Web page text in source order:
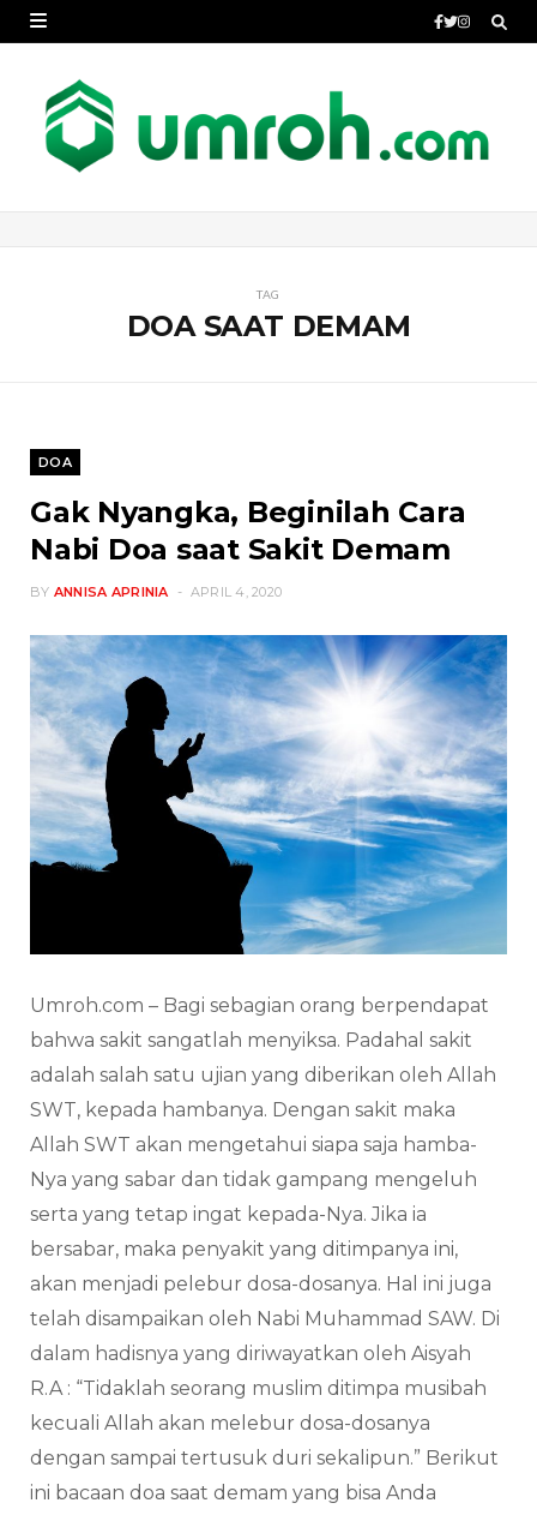
TAG
DOA SAAT DEMAM
DOA
Gak Nyangka, Beginilah Cara
Nabi Doa saat Sakit Demam
BY ANNISA APRINIA APRIL 4, 2020
Umroh.com – Bagi sebagian orang berpendapat
bahwa sakit sangatlah menyiksa. Padahal sakit
adalah salah satu ujian yang diberikan oleh Allah
SWT, kepada hambanya. Dengan sakit maka
Allah SWT akan mengetahui siapa saja hamba-
Nya yang sabar dan tidak gampang mengeluh
serta yang tetap ingat kepada-Nya. Jika ia
bersabar, maka penyakit yang ditimpanya ini,
akan menjadi pelebur dosa-dosanya. Hal ini juga
telah disampaikan oleh Nabi Muhammad SAW. Di
dalam hadisnya yang diriwayatkan oleh Aisyah
R.A : “Tidaklah seorang muslim ditimpa musibah
kecuali Allah akan melebur dosa-dosanya
dengan sampai tertusuk duri sekalipun.” Berikut
ini bacaan doa saat demam yang bisa Anda